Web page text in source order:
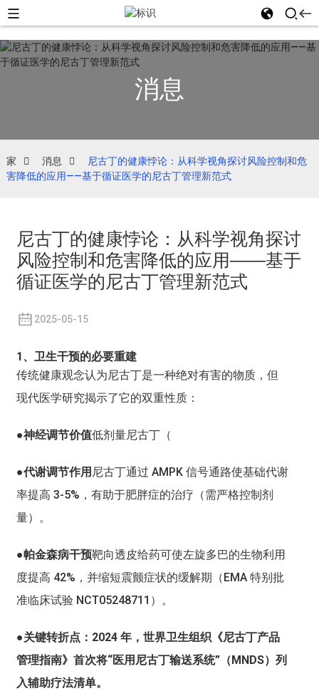
消息
家 消息
尼古丁的健康悖论：从科学视角探讨风险控制和危
害降低的应用——基于循证医学的尼古丁管理新范式
尼古丁的健康悖论：从科学视角探讨
风险控制和危害降低的应用——基于
循证医学的尼古丁管理新范式
2025-05-15
1、卫生干预的必要重建
传统健康观念认为尼古丁是一种绝对有害的物质，但
现代医学研究揭示了它的双重性质：
●神经调节价值低剂量尼古丁（
●代谢调节作用 尼古丁通过 AMPK 信号通路使基础代谢
率提高 3-5%，有助于肥胖症的治疗（需严格控制剂
量）。
●帕金森病干预靶向透皮给药可使左旋多巴的生物利用
度提高 42%，并缩短震颤症状的缓解期（EMA 特别批
准临床试验 NCT05248711）。
●关键转折点：2024 年，世界卫生组织《尼古丁产品
管理指南》首次将“医用尼古丁输送系统”（MNDS）列
入辅助疗法清单。